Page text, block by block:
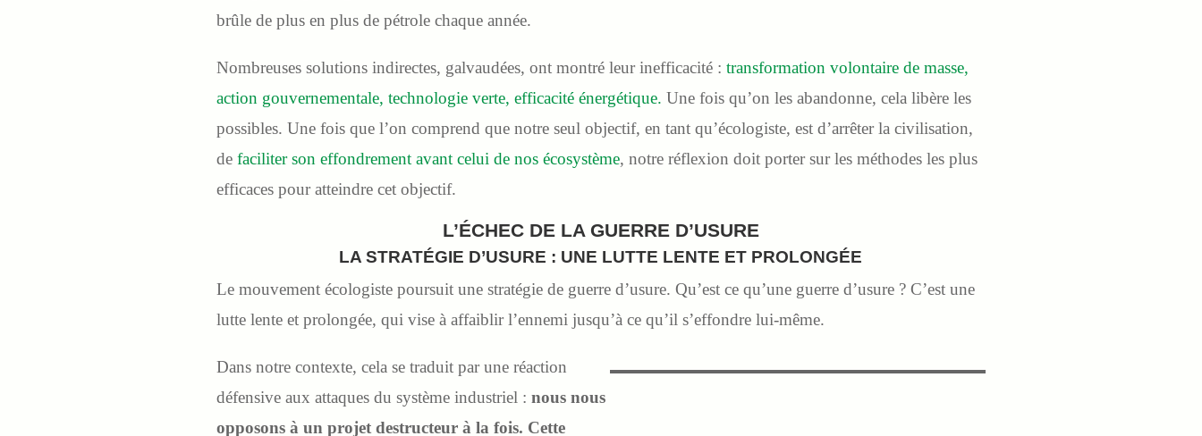
brûle de plus en plus de pétrole chaque année.
Nombreuses solutions indirectes, galvaudées, ont montré leur inefficacité : transformation volontaire de masse,
action gouvernementale, technologie verte, efficacité énergétique. Une fois qu’on les abandonne, cela libère les
possibles. Une fois que l’on comprend que notre seul objectif, en tant qu’écologiste, est d’arrêter la civilisation,
de faciliter son effondrement avant celui de nos écosystème, notre réflexion doit porter sur les méthodes les plus
efficaces pour atteindre cet objectif.
L’ÉCHEC DE LA GUERRE D’USURE
LA STRATÉGIE D’USURE : UNE LUTTE LENTE ET PROLONGÉE
Le mouvement écologiste poursuit une stratégie de guerre d’usure. Qu’est ce qu’une guerre d’usure ? C’est une
lutte lente et prolongée, qui vise à affaiblir l’ennemi jusqu’à ce qu’il s’effondre lui-même.
Dans notre contexte, cela se traduit par une réaction
défensive aux attaques du système industriel : nous nous
opposons à un projet destructeur à la fois. Cette